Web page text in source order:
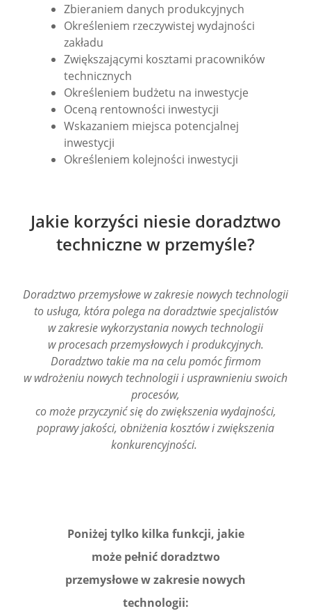
Zbieraniem danych produkcyjnych
Określeniem rzeczywistej wydajności
zakładu
Zwiększającymi kosztami pracowników
technicznych
Określeniem budżetu na inwestycje
Oceną rentowności inwestycji
Wskazaniem miejsca potencjalnej
inwestycji
Określeniem kolejności inwestycji
Jakie korzyści niesie doradztwo
techniczne w przemyśle?
Doradztwo przemysłowe w zakresie nowych technologii
to usługa, która polega na doradztwie specjalistów
w zakresie wykorzystania nowych technologii
w procesach przemysłowych i produkcyjnych.
Doradztwo takie ma na celu pomóc firmom
w wdrożeniu nowych technologii i usprawnieniu swoich
procesów,
co może przyczynić się do zwiększenia wydajności,
poprawy jakości, obniżenia kosztów i zwiększenia
konkurencyjności.
Poniżej tylko kilka funkcji, jakie
może pełnić doradztwo
przemysłowe w zakresie nowych
technologii: